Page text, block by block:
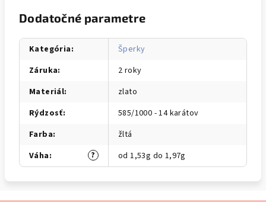
Dodatočné parametre
Kategória:
Šperky
Záruka:
2 roky
Materiál:
zlato
Rýdzosť:
585/1000 - 14 karátov
Farba:
žltá
?
Váha: od 1,53g do 1,97g